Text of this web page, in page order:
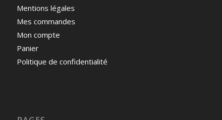
Mentions légales
Mes commandes
Mon compte
Panier
Politique de confidentialité